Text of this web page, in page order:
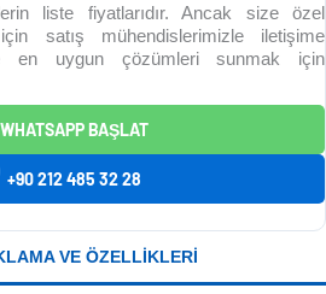
liste fiyatlarıdır. Ancak size özel
satış mühendislerimizle iletişime
en uygun çözümleri sunmak için
WHATSAPP BAŞLAT
+90 212 485 32 28
VE ÖZELLIKLERI